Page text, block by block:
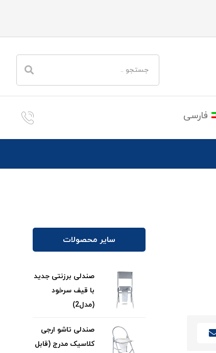
فارسی
سایر محصولات
صندلی برزنتی جدید
با قیف سرخود
(مدل2)
صندلی تاشو ارجی
کلاسیک مدرج (قابل